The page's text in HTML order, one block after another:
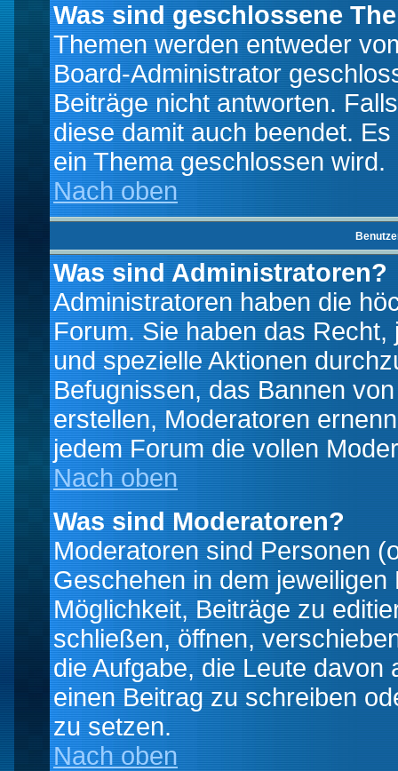
Was sind geschlossene
Themen werden entweder
Board-Administrator
Beiträge nicht antworten.
diese damit auch beendet.
ein Thema geschlossen wird.
Nach oben
Was sind Administratoren?
Administratoren haben die
Forum. Sie haben das
und spezielle Aktionen
Befugnissen, das Bannen
erstellen, Moderatoren
jedem Forum die vollen
Nach oben
Was sind Moderatoren?
Moderatoren sind Personen
Geschehen in dem
Möglichkeit, Beiträge zu
schließen, öffnen,
die Aufgabe, die Leute
einen Beitrag zu schreiben
zu setzen.
Nach oben